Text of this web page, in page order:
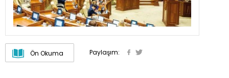
Ön Okuma Paylaşım: